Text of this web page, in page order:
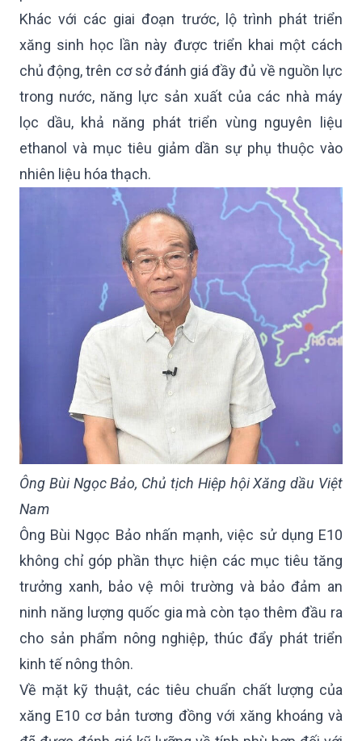
Khác với các giai đoạn trước, lộ trình phát triển
xăng sinh học lần này được triển khai một cách
chủ động, trên cơ sở đánh giá đầy đủ về nguồn lực
trong nước, năng lực sản xuất của các nhà máy
lọc dầu, khả năng phát triển vùng nguyên liệu
ethanol và mục tiêu giảm dần sự phụ thuộc vào
nhiên liệu hóa thạch.
Ông Bùi Ngọc Bảo, Chủ tịch Hiệp hội Xăng dầu Việt
Nam
Ông Bùi Ngọc Bảo nhấn mạnh, việc sử dụng E10
không chỉ góp phần thực hiện các mục tiêu tăng
trưởng xanh, bảo vệ môi trường và bảo đảm an
ninh năng lượng quốc gia mà còn tạo thêm đầu ra
cho sản phẩm nông nghiệp, thúc đẩy phát triển
kinh tế nông thôn.
Về mặt kỹ thuật, các tiêu chuẩn chất lượng của
xăng E10 cơ bản tương đồng với xăng khoáng và